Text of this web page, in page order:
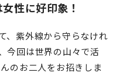
性に好印象！
、紫外線から守らなけれ
今回は世界の山々で活
のお二人をお招きしま